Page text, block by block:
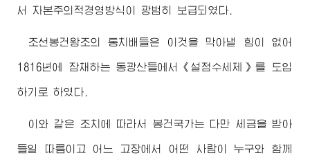
서 자본주의적경영방식이 광범히 보급되였다.
조선봉건왕조의 통치배들은 이것을 막아낼 힘이 없어
1816년에 잠채하는 동광산들에서《설점수세제》를 도입
하기로 하였다.
이와 같은 조치에 따라서 봉건국가는 다만 세금을 받아
들일 따름이고 어느 고장에서 어떤 사람이 누구와 함께